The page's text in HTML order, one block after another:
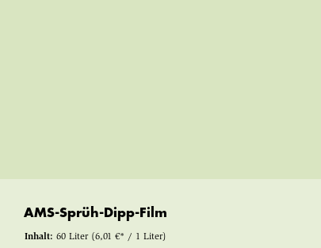
AMS-Sprüh-Dipp-Film
Inhalt: 60 Liter (6,01 €* / 1 Liter)